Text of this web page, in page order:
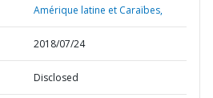
Amérique latine et Caraïbes,
2018/07/24
Disclosed